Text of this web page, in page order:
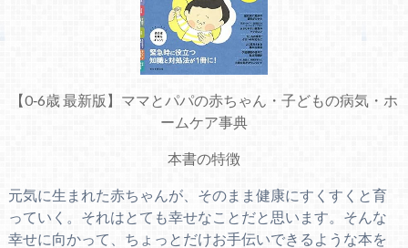
【0‐6歳 最新版】ママとパパの赤ちゃん・子どもの病気・ホ
ームケア事典
本書の特徴
元気に生まれた赤ちゃんが、そのまま健康にすくすくと育
っていく。それはとても幸せなことだと思います。そんな
幸せに向かって、ちょっとだけお手伝いできるような本を